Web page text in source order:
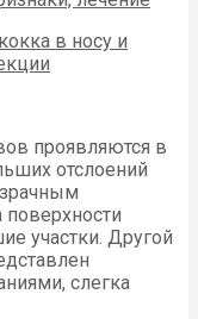
проявляются в
отслоений
участки. Другой
слегка